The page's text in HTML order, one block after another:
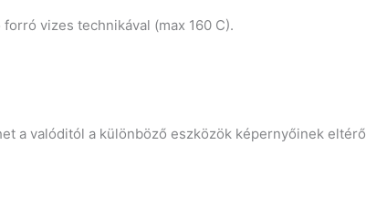
vizes technikával (max 160 C).
a valóditól a különböző eszközök képernyőinek eltérő